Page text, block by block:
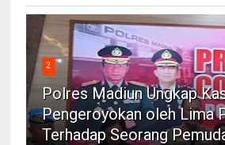
2
Polres Madiun Ungkap
Pengeroyokan oleh Lima
Terhadap Seorang